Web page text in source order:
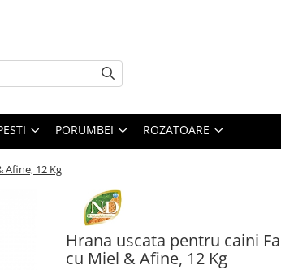
PORUMBEI ROZATOARE
12 Kg
Hrana uscata pentru caini
cu Miel & Afine, 12 Kg